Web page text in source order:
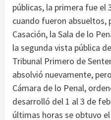
públicas, la primera fue el
cuando fueron absueltos,
Casación, la Sala de lo
la segunda vista pública
Tribunal Primero de
absolvió nuevamente,
Cámara de lo Penal,
desarrolló del 1 al 3 de
últimas horas se obtuvo